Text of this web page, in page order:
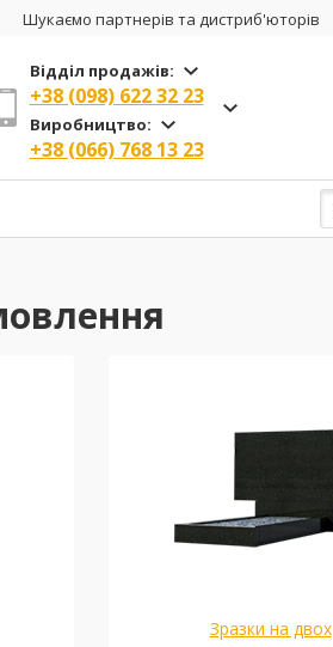
Шукаємо партнерів та дистриб'юторів
Відділ продажів:
+38 (098) 622 32 23
Виробництво:
+38 (066) 768 13 23
Зразки на двох